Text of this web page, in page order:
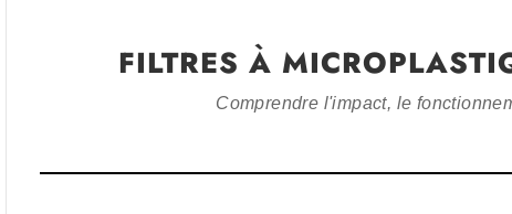
FILTRES À
Comprendre l'impact, le